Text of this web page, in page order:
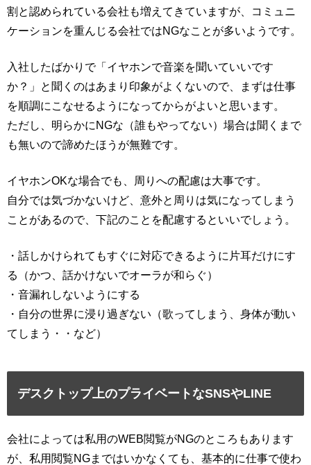
割と認められている会社も増えてきていますが、コミュニ
ケーションを重んじる会社ではNGなことが多いようです。
入社したばかりで「イヤホンで音楽を聞いていいです
か？」と聞くのはあまり印象がよくないので、まずは仕事
を順調にこなせるようになってからがよいと思います。
ただし、明らかにNGな（誰もやってない）場合は聞くまで
も無いので諦めたほうが無難です。
イヤホンOKな場合でも、周りへの配慮は大事です。
自分では気づかないけど、意外と周りは気になってしまう
ことがあるので、下記のことを配慮するといいでしょう。
・話しかけられてもすぐに対応できるように片耳だけにす
る（かつ、話かけないでオーラが和らぐ）
・音漏れしないようにする
・自分の世界に浸り過ぎない（歌ってしまう、身体が動い
てしまう・・など）
デスクトップ上のプライベートなSNSやLINE
会社によっては私用のWEB閲覧がNGのところもあります
が、私用閲覧NGまではいかなくても、基本的に仕事で使わ